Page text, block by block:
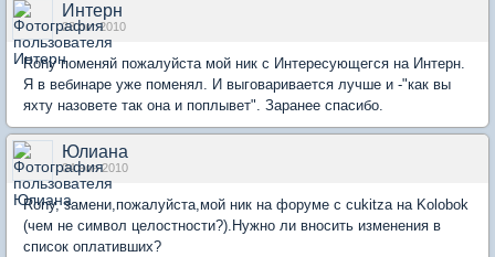
Интерн
23 окт 2010
Rony поменяй пожалуйста мой ник с Интересующегся на Интерн.
Я в вебинаре уже поменял. И выговаривается лучше и -"как вы
яхту назовете так она и поплывет". Заранее спасибо.
Юлиана
04 ноя 2010
Rony, замени,пожалуйста,мой ник на форуме с cukitza на Kolobok
(чем не символ целостности?).Нужно ли вносить изменения в
список оплативших?